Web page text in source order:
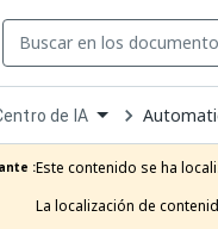
de IA
:Este contenido se ha
La localización de